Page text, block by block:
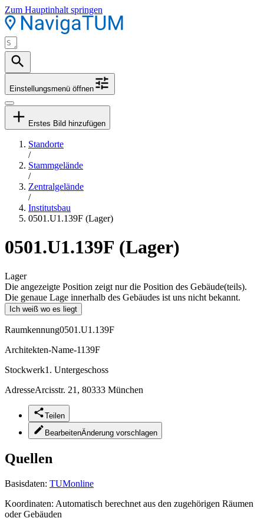
Zum Hauptinhalt springen
Einstellungsmenü öffnen
Erstes Bild hinzufügen
Standorte
/
Stammgelände
/
Zentralgelände
/
Institutsbau
0501.U1.139F (Lager)
0501.U1.139F (Lager)
Lager
Die angezeigte Position zeigt nur die Position des Gebäude(teils).
Die genaue Lage innerhalb des Gebäudes ist uns nicht bekannt.
Ich weiß wo es liegt
Raumkennung0501.U1.139F
Architekten-Name-1139F
Stockwerk1. Untergeschoss
AdresseArcisstr. 21, 80333 München
Teilen
BearbeitenÄnderung vorschlagen
Quellen
Basisdaten: TUMonline
Koordinaten: Automatisch berechnet aus den zugehörigen Räumen
oder Gebäuden